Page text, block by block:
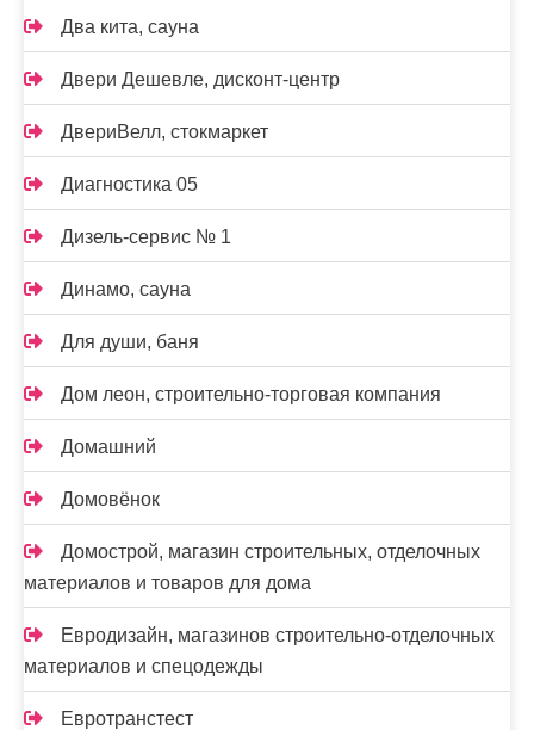
Два кита, сауна
Двери Дешевле, дисконт-центр
ДвериВелл, стокмаркет
Диагностика 05
Дизель-сервис № 1
Динамо, сауна
Для души, баня
Дом леон, строительно-торговая компания
Домашний
Домовёнок
Домострой, магазин строительных, отделочных
материалов и товаров для дома
Евродизайн, магазинов строительно-отделочных
материалов и спецодежды
Евротранстест